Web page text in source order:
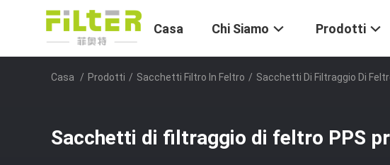
Casa Chi Siamo Prodotti
Casa / Prodotti / Sacchetti Filtro In Feltro / Sacchetti Di Filtraggio Di
Sacchetti di filtraggio di feltro PPS